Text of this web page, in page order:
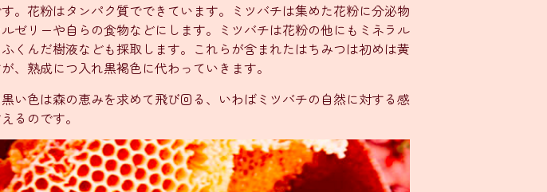
。花粉はタンパク質でできています。ミツバチは集めた花粉に分泌物
ゼリーや自らの食物などにします。ミツバチは花粉の他にもミネラル
くんだ樹液なども採取します。これらが含まれたはちみつは初めは黄
、熟成につ入れ黒褐色に代わっていきます。
い色は森の恵みを求めて飛び回る、いわばミツバチの自然に対する感
るのです。